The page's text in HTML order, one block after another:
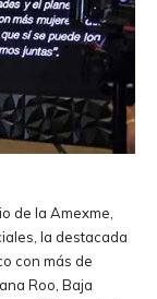
de la Amexme,
la destacada
con más de
Roo, Baja